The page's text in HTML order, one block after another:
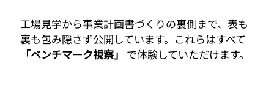
工場見学から事業計画書づくりの裏側まで、表も
裏も包み隠さず公開しています。これらはすべて
「ベンチマーク視察」 で体験していただけます。